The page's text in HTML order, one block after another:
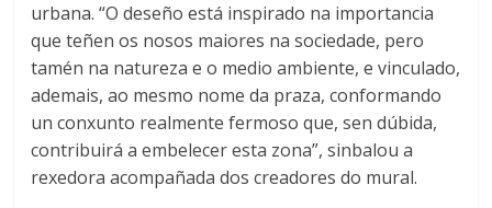
urbana. “O deseño está inspirado na importancia
que teñen os nosos maiores na sociedade, pero
tamén na natureza e o medio ambiente, e vinculado,
ademais, ao mesmo nome da praza, conformando
un conxunto realmente fermoso que, sen dúbida,
contribuirá a embelecer esta zona”, sinbalou a
rexedora acompañada dos creadores do mural.